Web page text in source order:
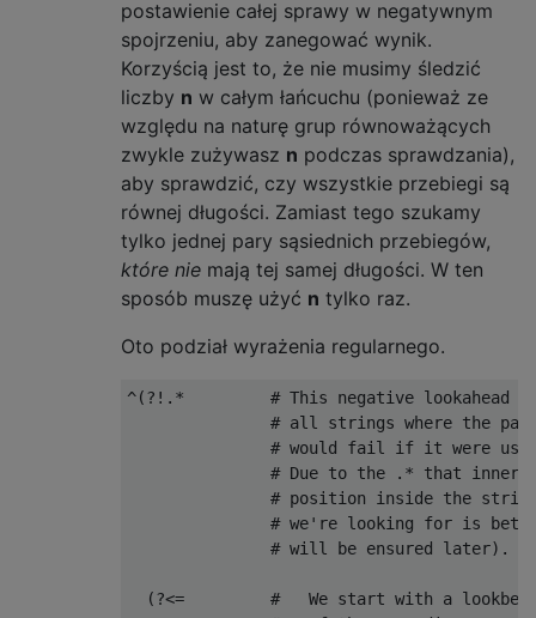
postawienie całej sprawy w negatywnym
spojrzeniu, aby zanegować wynik.
Korzyścią jest to, że nie musimy śledzić
liczby n w całym łańcuchu (ponieważ ze
względu na naturę grup równoważących
zwykle zużywasz n podczas sprawdzania),
aby sprawdzić, czy wszystkie przebiegi są
równej długości. Zamiast tego szukamy
tylko jednej pary sąsiednich przebiegów,
które nie mają tej samej długości. W ten
sposób muszę użyć n tylko raz.
Oto podział wyrażenia regularnego.
^(?!.*         # This negative lookahead
# all strings where the
# would fail if it were
# Due to the .* that inner
# position inside the
# we're looking for is
               # will be ensured later).
(?<=         #   We start with a